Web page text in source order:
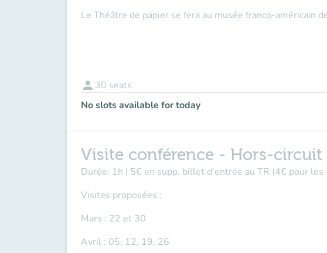
Le Théâtre de papier se fera au musée franco-américain
person 30 seats
No slots available for today
Visite conférence - Hors-circuit
Durée: 1h | 5€ en supp. billet d'entrée au TR (4€ pour
Visites proposées :
Mars : 22 et 30
Avril : 05, 12, 19, 26